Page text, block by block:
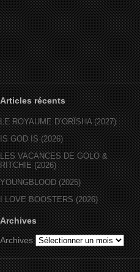
Articles récents
LE ROYAUME D’ORÏSHA (2027)
IS GOD IS (2026)
LES VACANCES DE GOLO &
RITCHIE (2026)
YOUNGBLOOD (2025)
I LOVE BOOSTERS (2026)
Archives
Archives